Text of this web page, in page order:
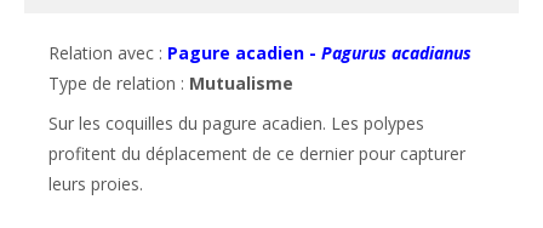
Relation avec : Pagure acadien - Pagurus acadianus
Type de relation : Mutualisme
Sur les coquilles du pagure acadien. Les polypes
profitent du déplacement de ce dernier pour capturer
leurs proies.